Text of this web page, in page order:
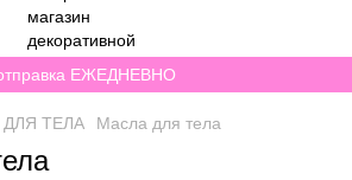
ЕЖЕДНЕВНО
ДЛЯ ТЕЛА Масла для тела